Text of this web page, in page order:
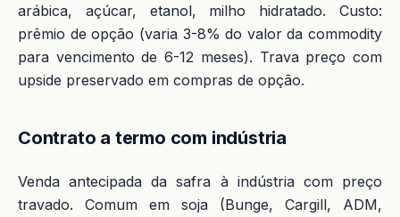
arábica, açúcar, etanol, milho hidratado. Custo:
prêmio de opção (varia 3-8% do valor da commodity
para vencimento de 6-12 meses). Trava preço com
upside preservado em compras de opção.
Contrato a termo com indústria
Venda antecipada da safra à indústria com preço
travado. Comum em soja (Bunge, Cargill, ADM,